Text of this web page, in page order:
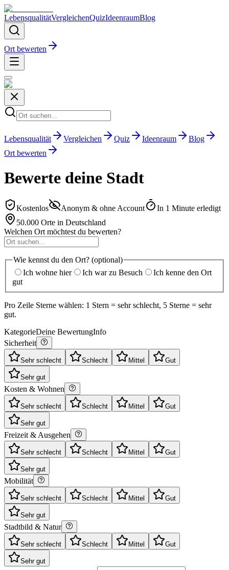
LebensqualitätVergleichenQuizIdeenraumBlog
Ort bewerten
Lebensqualität Vergleichen Quiz Ideenraum
Blog
Ort bewerten
Bewerte deine Stadt
Kostenlos Anonym & ohne Account
In 1 Minute erledigt
50.000 Orte in Deutschland
Welchen Ort möchtest du bewerten?
Wie kennst du den Ort? (optional)
Ich wohne hier
Ich war zu Besuch
Ich kenne den Ort
gut
Pro Zeile Sterne wählen: 1 Stern = sehr schlecht, 5 Sterne = sehr
gut.
KategorieDeine BewertungInfo
Sicherheit
Sehr schlecht Schlecht Mittel Gut
Sehr gut
Kosten & Wohnen
Sehr schlecht Schlecht Mittel Gut
Sehr gut
Freizeit & Ausgehen
Sehr schlecht Schlecht Mittel Gut
Sehr gut
Mobilität
Sehr schlecht Schlecht Mittel Gut
Sehr gut
Stadtbild & Natur
Sehr schlecht Schlecht Mittel Gut
Sehr gut